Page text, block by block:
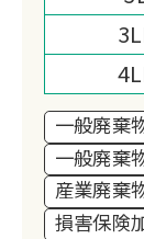
一般廃棄
一般廃棄
産業廃棄
損害保険